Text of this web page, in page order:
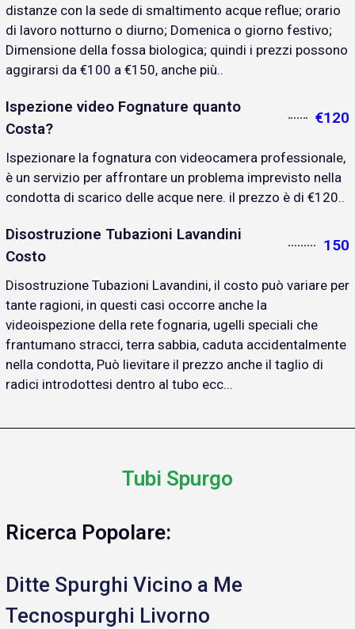
distanze con la sede di smaltimento acque reflue; orario
di lavoro notturno o diurno; Domenica o giorno festivo;
Dimensione della fossa biologica; quindi i prezzi possono
aggirarsi da €100 a €150, anche più..
Ispezione video Fognature quanto
Costa?
€120
Ispezionare la fognatura con videocamera professionale,
è un servizio per affrontare un problema imprevisto nella
condotta di scarico delle acque nere. il prezzo è di €120..
Disostruzione Tubazioni Lavandini
Costo
150
Disostruzione Tubazioni Lavandini, il costo può variare per
tante ragioni, in questi casi occorre anche la
videoispezione della rete fognaria, ugelli speciali che
frantumano stracci, terra sabbia, caduta accidentalmente
nella condotta, Può lievitare il prezzo anche il taglio di
radici introdottesi dentro al tubo ecc...
Tubi Spurgo
Ricerca Popolare:
Ditte Spurghi Vicino a Me
Tecnospurghi Livorno